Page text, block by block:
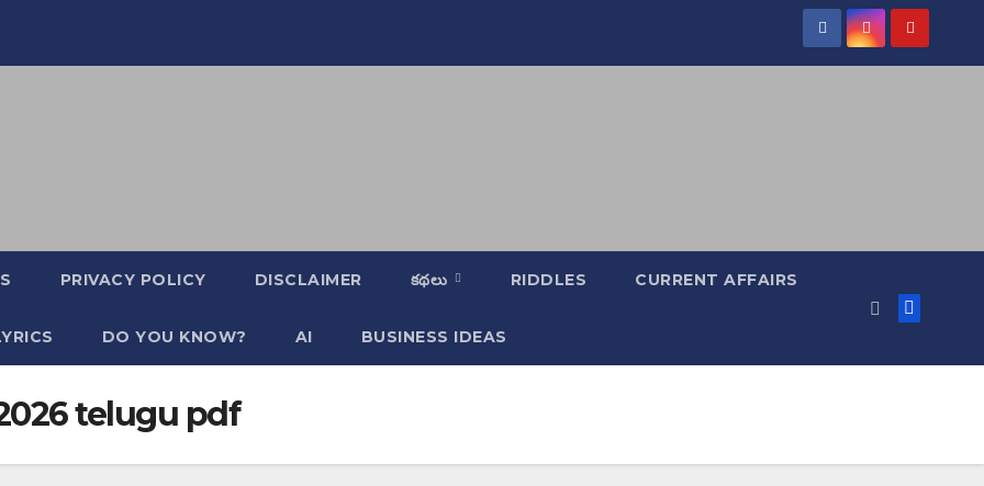
PRIVACY POLICY DISCLAIMER కథలు RIDDLES CURRENT AFFAIRS
DO YOU KNOW? AI BUSINESS IDEAS
telugu pdf